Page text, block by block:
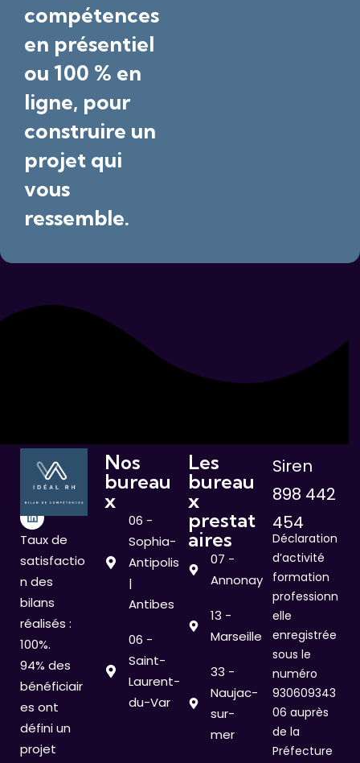
compétences
en présentiel
ou 100 % en
ligne, pour
construire un
projet qui
vous
ressemble.
Taux de
satisfactio
n des
bilans
réalisés :
100%.
94% des
bénéficiair
es ont
défini un
projet
Nos
bureau
x
06 -
Sophia-
Antipolis
|
Antibes
06 -
Saint-
Laurent-
du-Var
Les
bureau
x
prestat
aires
07 -
Annonay
13 -
Marseille
33 -
Naujac-
sur-
mer
Siren
898 442
454
Déclaration
d’activité
formation
professionn
elle
enregistrée
sous le
numéro
930609343
06 auprès
de la
Préfecture